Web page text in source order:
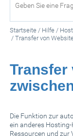
Startseite / Hilfe /
/ Transfer von
Transfer
Die Funktion zur
ein anderes
Ressourcen und zur